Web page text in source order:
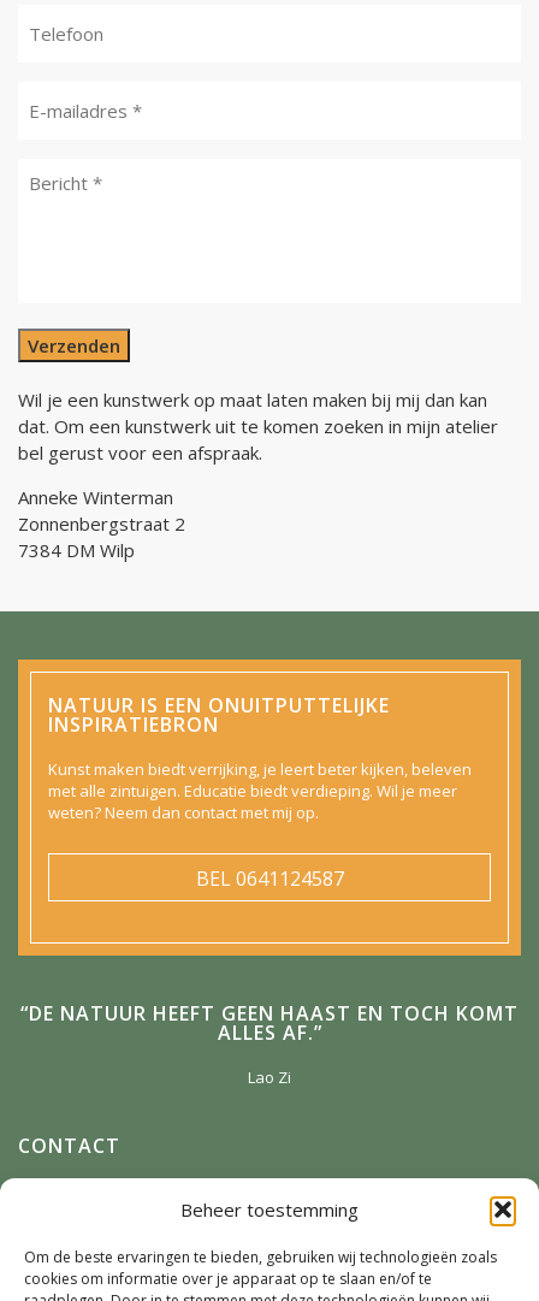
Beheer toestemming
Om de beste ervaringen te bieden, gebruiken wij technologieën zoals
cookies om informatie over je apparaat op te slaan en/of te
Verzenden
Wil je een kunstwerk op maat laten maken bij mij dan kan
dat. Om een kunstwerk uit te komen zoeken in mijn atelier
bel gerust voor een afspraak.
Anneke Winterman
Zonnenbergstraat 2
7384 DM Wilp
NATUUR IS EEN ONUITPUTTELIJKE
INSPIRATIEBRON
Kunst maken biedt verrijking, je leert beter kijken, beleven
met alle zintuigen. Educatie biedt verdieping. Wil je meer
weten? Neem dan contact met mij op.
BEL0641124587
“DE NATUUR HEEFT GEEN HAAST EN TOCH KOMT
ALLES AF.”
Lao Zi
CONTACT
E-mail:Winterman.kunstnatuur@live.nl